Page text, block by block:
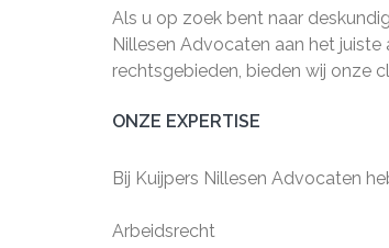
Als u op zoek bent naar
Nillesen Advocaten aan het
rechtsgebieden, bieden wij onze
ONZE EXPERTISE
Bij Kuijpers Nillesen Advocaten
Arbeidsrecht